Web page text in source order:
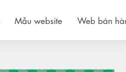
Mẫu website Web bán